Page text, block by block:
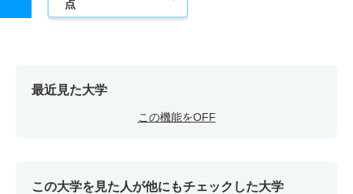
点
最近見た大学
この機能をOFF
この大学を見た人が他にもチェックした大学